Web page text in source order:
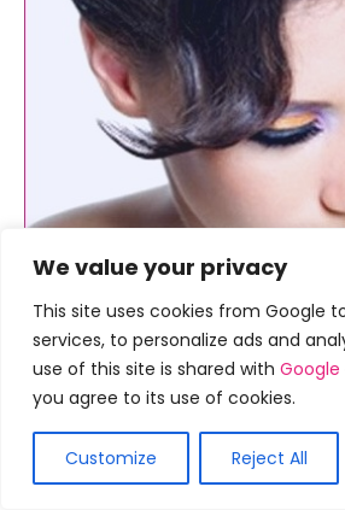
We value your privacy
This site uses cookies from Google
services, to personalize ads and
use of this site is shared with Google
you agree to its use of cookies.
Customize Reject All
Se você gosta de cachos
compacto, você acabou de
impressionante é adequado para
e eventos. Embora demore
amará o resultado e as pessoas